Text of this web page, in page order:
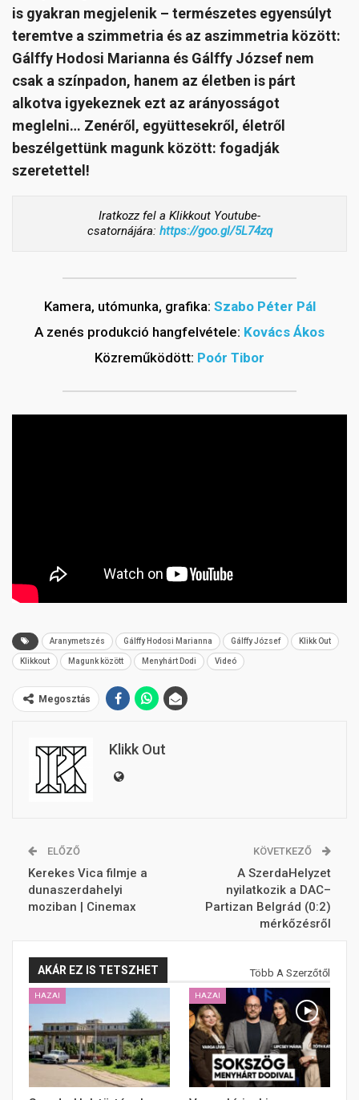
is gyakran megjelenik – természetes egyensúlyt
teremtve a szimmetria és az aszimmetria között:
Gálffy Hodosi Marianna és Gálffy József nem
csak a színpadon, hanem az életben is párt
alkotva igyekeznek ezt az arányosságot
meglelni… Zenéről, együttesekről, életről
beszélgettünk magunk között: fogadják
szeretettel!
Iratkozz fel a Klikkout Youtube-
csatornájára: https://goo.gl/5L74zq
Kamera, utómunka, grafika: Szabo Péter Pál
A zenés produkció hangfelvétele: Kovács Ákos
Közreműködött: Poór Tibor
Aranymetszés Gálffy Hodosi Marianna Gálffy József Klikk Out
Klikkout Magunk között Menyhárt Dodi Videó
Megosztás
Klikk Out
ELŐZŐ
Kerekes Vica filmje a
dunaszerdahelyi
moziban | Cinemax
KÖVETKEZŐ
A SzerdaHelyzet
nyilatkozik a DAC–
Partizan Belgrád (0:2)
mérkőzésről
AKÁR EZ IS TETSZHET Több A Szerzőtől
HAZAI HAZAI